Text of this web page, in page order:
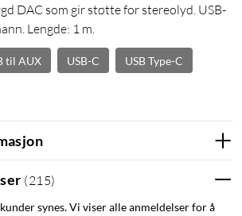
DAC som gir støtte for stereolyd. USB-
Lengde: 1 m.
til AUX USB-C USB Type-C
(215)
synes. Vi viser alle anmeldelser for å